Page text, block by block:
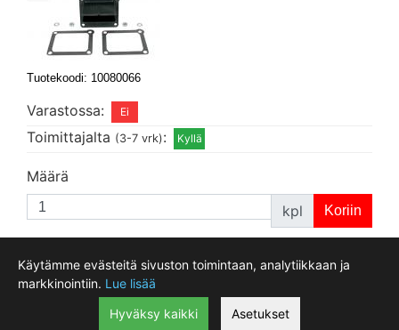
Käytämme evästeitä sivuston toimintaan, analytiikkaan ja
markkinointiin. Lue lisää
Hyväksy kaikki
Asetukset
Tuotekoodi: 10080066
Varastossa:
Toimittajalta (3-7 vrk):
Määrä
kpl
Motokeidas Oy, Taninkatu 11 ovi 35, 33400 Tampere, Finland
0207940400 Webshop 0207940403
Viimeksi päivitetty 2026-08-06 14:27:44 -Näytä evästeasetukset